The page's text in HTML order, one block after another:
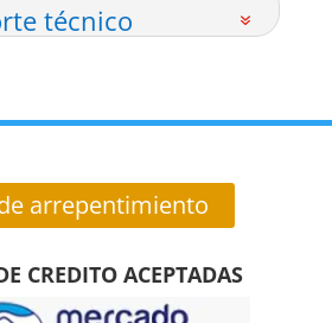
técnico
arrepentimiento
CREDITO ACEPTADAS